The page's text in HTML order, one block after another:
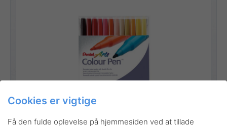
Cookies er vigtige
Få den fulde oplevelse på hjemmesiden ved at tillade